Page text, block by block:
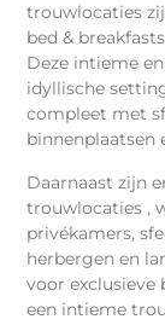
trouwlocaties
bed &
Deze intieme
idyllische
compleet met
binnenplaatsen
Daarnaast zijn
trouwlocaties ,
privékamers,
herbergen en
voor exclusieve
een intieme